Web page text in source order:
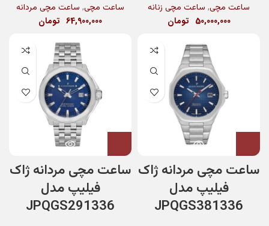
ساعت مچی, ساعت مچی زنانه
50,000,000 تومان
ساعت مچی, ساعت مچی مردانه
64,900,000 تومان
ساعت مچی مردانه ژاک
فیلیپ مدل
JPQGS381336
ساعت مچی مردانه ژاک
فیلیپ مدل
JPQGS291336